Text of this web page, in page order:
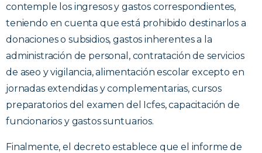
contemple los ingresos y gastos correspondientes,
teniendo en cuenta que está prohibido destinarlos a
donaciones o subsidios, gastos inherentes a la
administración de personal, contratación de servicios
de aseo y vigilancia, alimentación escolar excepto en
jornadas extendidas y complementarias, cursos
preparatorios del examen del Icfes, capacitación de
funcionarios y gastos suntuarios.
Finalmente, el decreto establece que el informe de